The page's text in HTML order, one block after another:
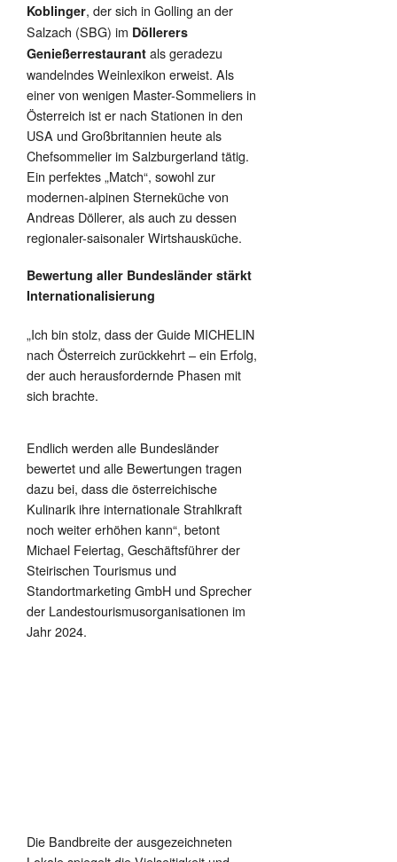
Koblinger, der sich in Golling an der
Salzach (SBG) im Döllerers
Genießerrestaurant als geradezu
wandelndes Weinlexikon erweist. Als
einer von wenigen Master-Sommeliers in
Österreich ist er nach Stationen in den
USA und Großbritannien heute als
Chefsommelier im Salzburgerland tätig.
Ein perfektes „Match“, sowohl zur
modernen-alpinen Sterneküche von
Andreas Döllerer, als auch zu dessen
regionaler-saisonaler Wirtshausküche.
Bewertung aller Bundesländer stärkt
Internationalisierung
„Ich bin stolz, dass der Guide MICHELIN
nach Österreich zurückkehrt – ein Erfolg,
der auch herausfordernde Phasen mit
sich brachte.
Endlich werden alle Bundesländer
bewertet und alle Bewertungen tragen
dazu bei, dass die österreichische
Kulinarik ihre internationale Strahlkraft
noch weiter erhöhen kann“, betont
Michael Feiertag, Geschäftsführer der
Steirischen Tourismus und
Standortmarketing GmbH und Sprecher
der Landestourismusorganisationen im
Jahr 2024.
Die Bandbreite der ausgezeichneten